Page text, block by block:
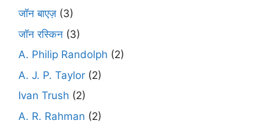
जॉन बाएज़ (3)
जॉन रस्किन (3)
A. Philip Randolph (2)
A. J. P. Taylor (2)
Ivan Trush (2)
A. R. Rahman (2)